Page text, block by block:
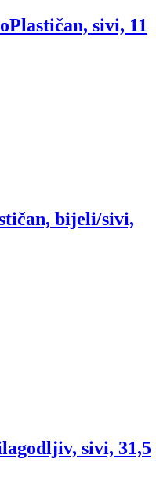
Plastičan, sivi, 11
bijeli/sivi,
sivi, 31,5